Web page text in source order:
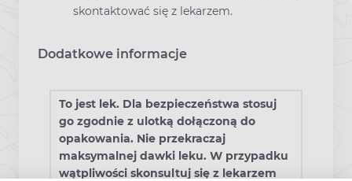
skontaktować się z lekarzem.
Dodatkowe informacje
To jest lek. Dla bezpieczeństwa stosuj
go zgodnie z ulotką dołączoną do
opakowania. Nie przekraczaj
maksymalnej dawki leku. W przypadku
wątpliwości skonsultuj się z lekarzem